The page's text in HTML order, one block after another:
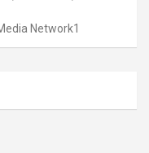
Network1